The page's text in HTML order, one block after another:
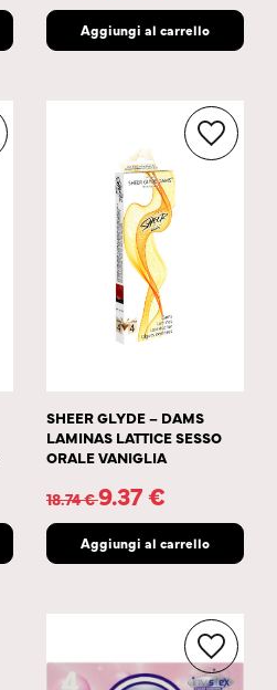
Aggiungi al carrello
SHEER GLYDE – DAMS
LAMINAS LATTICE SESSO
ORALE VANIGLIA
18.74€9.37€
Aggiungi al carrello